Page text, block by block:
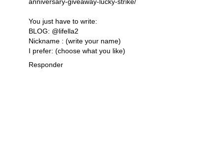
anniversary-giveaway-lucky-strike/
You just have to write:
BLOG: @lifella2
Nickname : (write your name)
I prefer: (choose what you like)
Responder